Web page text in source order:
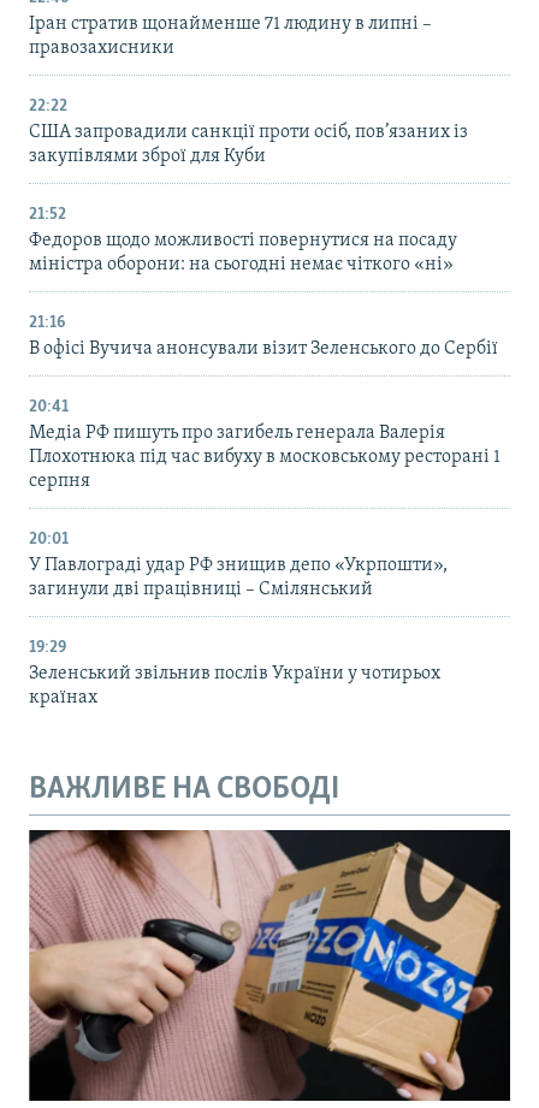
Іран стратив щонайменше 71 людину в липні –
правозахисники
22:22
США запровадили санкції проти осіб, пов’язаних із
закупівлями зброї для Куби
21:52
Федоров щодо можливості повернутися на посаду
міністра оборони: на сьогодні немає чіткого «ні»
21:16
В офісі Вучича анонсували візит Зеленського до Сербії
20:41
Медіа РФ пишуть про загибель генерала Валерія
Плохотнюка під час вибуху в московському ресторані 1
серпня
20:01
У Павлограді удар РФ знищив депо «Укрпошти»,
загинули дві працівниці – Смілянський
19:29
Зеленський звільнив послів України у чотирьох
країнах
ВАЖЛИВЕ НА СВОБОДІ